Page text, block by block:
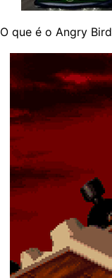
O que é o Angry